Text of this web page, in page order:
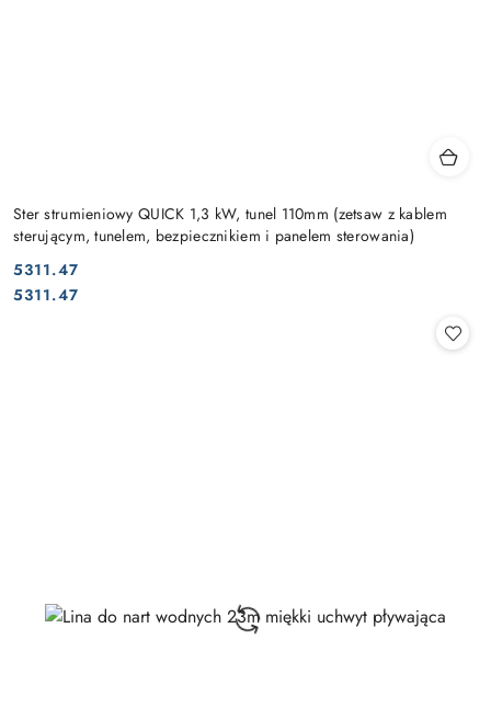
Ster strumieniowy QUICK 1,3 kW, tunel 110mm (zetsaw z kablem
sterującym, tunelem, bezpiecznikiem i panelem sterowania)
Cena:
5311.47
Cena:
5311.47